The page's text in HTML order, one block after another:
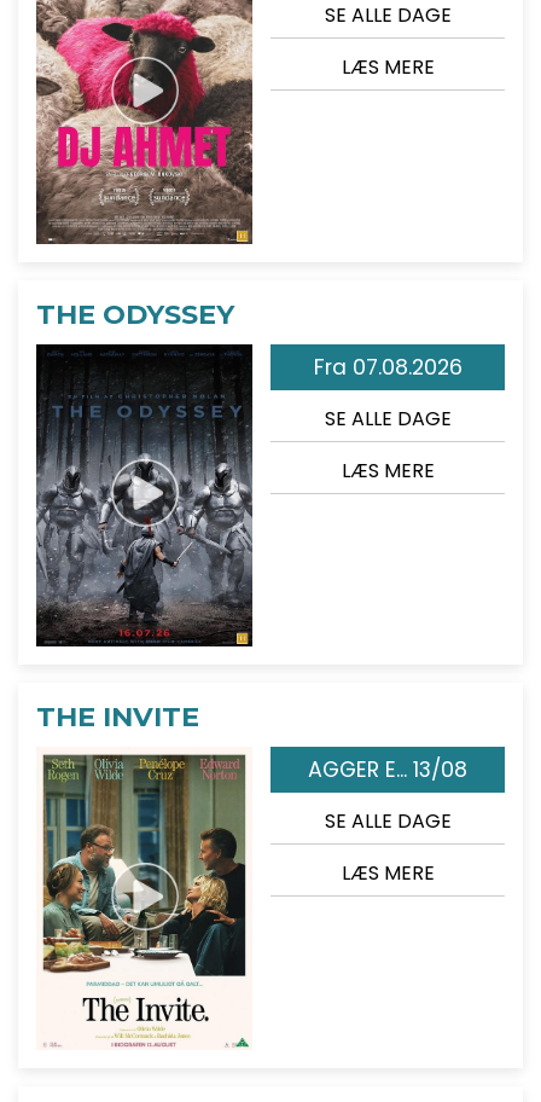
SE ALLE DAGE
LÆS MERE
THE ODYSSEY
Fra 07.08.2026
SE ALLE DAGE
LÆS MERE
THE INVITE
AGGER E... 13/08
SE ALLE DAGE
LÆS MERE